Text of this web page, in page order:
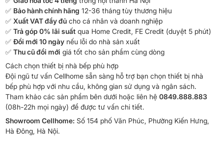
✅ Bảo hành chính hãng 12-36 tháng tùy thương hiệu
✅ Xuất VAT đầy đủcho cá nhân và doanh nghiệp
✅ Trả góp 0% lãi suấtqua Home Credit, FE Credit (duyệt 5 phút)
✅ Đổi mới 10 ngàynếu lỗi do nhà sản xuất
✅ Thu cũ đổi mới giá tốt cho sản phẩm cùng dòng
Cách chọn thiết bị nhà bếp phù hợp
Đội ngũ tư vấn Cellhome sẵn sàng hỗ trợ bạn chọn thiết bị nhà
bếp phù hợp với nhu cầu, không gian sử dụng và ngân sách.
Tham khảo các sản phẩm bên dưới hoặc liên hệ 0849.888.883
(08h-22h mọi ngày) để được tư vấn chi tiết.
Showroom Cellhome: Số 154 phố Văn Phúc, Phường Kiến Hưng,
Hà Đông, Hà Nội.